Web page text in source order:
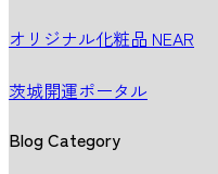
オリジナル化粧品 NEAR
茨城開運ポータル
Blog Category